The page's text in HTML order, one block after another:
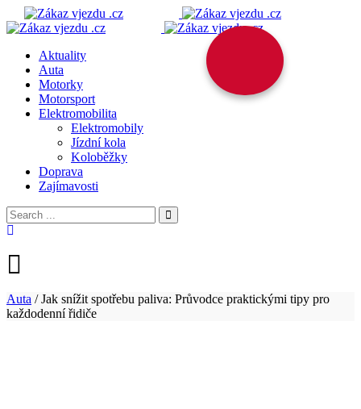
Aktuality
Auta
Motorky
Motorsport
Elektromobilita
Elektromobily
Jízdní kola
Koloběžky
Doprava
Zajímavosti
Auta /Jak snížit spotřebu paliva: Průvodce praktickými tipy pro
každodenní řidiče